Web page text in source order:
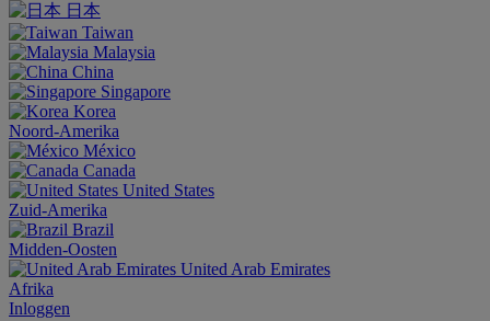
日本
Taiwan
Malaysia
China
Singapore
Korea
Noord-Amerika
México
Canada
United States
Zuid-Amerika
Brazil
Midden-Oosten
United Arab Emirates
Afrika
Inloggen